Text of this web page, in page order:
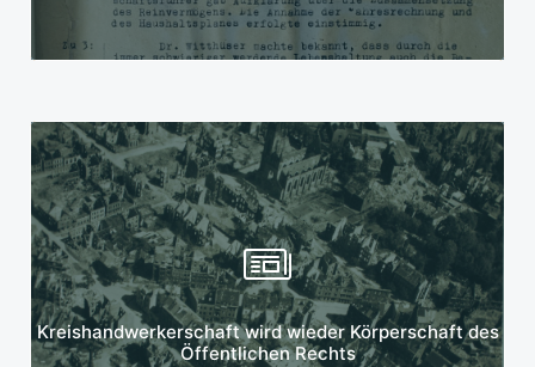
Kreishandwerkerschaft wird wieder Körperschaft des
Öffentlichen Rechts
Mehr erfahren